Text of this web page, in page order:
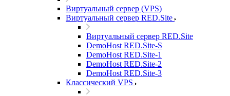
Виртуальный сервер (VPS)
Виртуальный сервер RED.Site
Виртуальный сервер RED.Site
DemoHost RED.Site-S
DemoHost RED.Site-1
DemoHost RED.Site-2
DemoHost RED.Site-3
Классический VPS